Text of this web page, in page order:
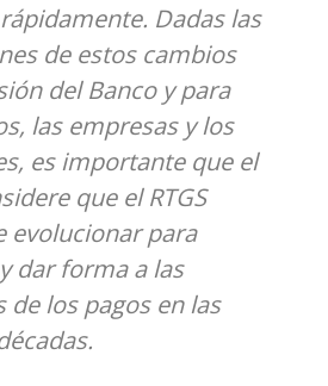
Dadas las
de estos cambios
del Banco y para
las empresas y los
es importante que el
que el RTGS
evolucionar para
dar forma a las
de los pagos en las